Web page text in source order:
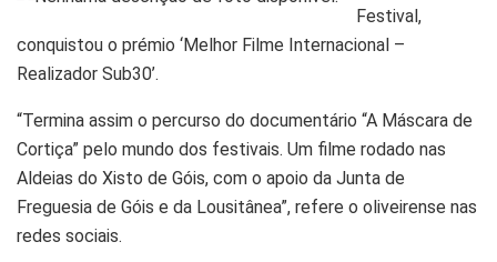
Festival,
conquistou o prémio ‘Melhor Filme Internacional –
Realizador Sub30’.
“Termina assim o percurso do documentário “A Máscara de
Cortiça” pelo mundo dos festivais. Um filme rodado nas
Aldeias do Xisto de Góis, com o apoio da Junta de
Freguesia de Góis e da Lousitânea”, refere o oliveirense nas
redes sociais.